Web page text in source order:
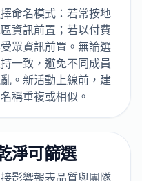
命名模式：若常按地
資訊前置；若以付費
眾資訊前置。無論選
一致，避免不同成員
。新活動上線前，建
稱重複或相似。
淨可篩選
影響報表品質與團隊